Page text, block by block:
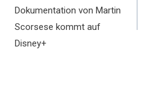
Dokumentation von Martin
Scorsese kommt auf
Disney+